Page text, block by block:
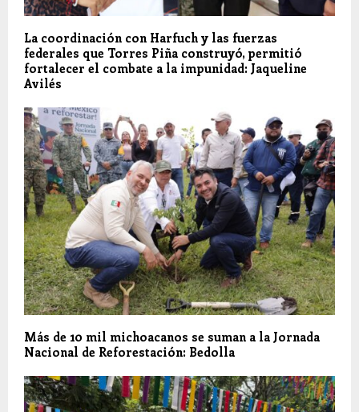
La coordinación con Harfuch y las fuerzas
federales que Torres Piña construyó, permitió
fortalecer el combate a la impunidad: Jaqueline
Avilés
Más de 10 mil michoacanos se suman a la Jornada
Nacional de Reforestación: Bedolla